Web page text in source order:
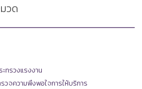
วด
ทรวงแรงงาน
วจความพึงพอใจการให้บริการ